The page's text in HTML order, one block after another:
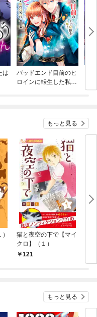
は
バッドエンド目前のヒ
ロインに転生した私、
もっと見る
猫と夜空の下で【マイ
クロ】（１）
121
もっと見る